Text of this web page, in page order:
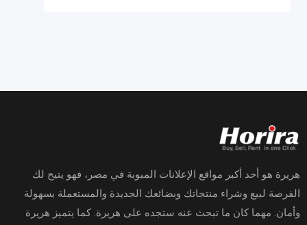
هريرة هو أحد أكبر مواقع الإعلانات المبوبة في مصر، فهو يتيح لك
الفرصة لبيع وشراء منتجاتك وبضائعك الجديدة والمستعملة بسهولة
وأمان. مهما كان ما تبحث عنه ستجده على هريرة. كما يتميز هريرة